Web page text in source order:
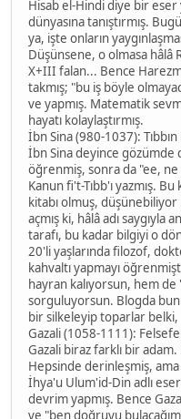
Hisab el-Hindi diye bir eser
dünyasına tanıştırmış.
ya, işte onların
Düşünsene, o olmasa hâlâ
X+III falan... Bence
takmış; "bu iş böyle
ve yapmış. Matematik
hayatı kolaylaştırmış.
İbn Sina (980-1037): Tıbbın
İbn Sina deyince gözümde
öğrenmiş, sonra da "ee, ne
Kanun fi't-Tıbb'ı yazmış.
kitabı olmuş, düşünebiliyor
açmış ki, hâlâ adı saygıyla
tarafı, bu kadar bilgiyi o
20'li yaşlarında filozof,
kahvaltı yapmayı
hayran kalıyorsun, hem
sorguluyorsun. Blogda
bir silkeleyip toparlar belki,
Gazali (1058-1111):
Gazali biraz farklı bir
Hepsinde derinleşmiş,
İhya'u Ulum'id-Din adlı
devrim yapmış. Bence
ve "ben doğruyu